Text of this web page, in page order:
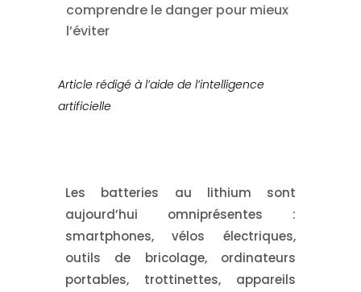
comprendre le danger pour mieux
l’éviter
Article rédigé à l’aide de l’intelligence
artificielle
Les batteries au lithium sont
aujourd’hui omniprésentes :
smartphones, vélos électriques,
outils de bricolage, ordinateurs
portables, trottinettes, appareils